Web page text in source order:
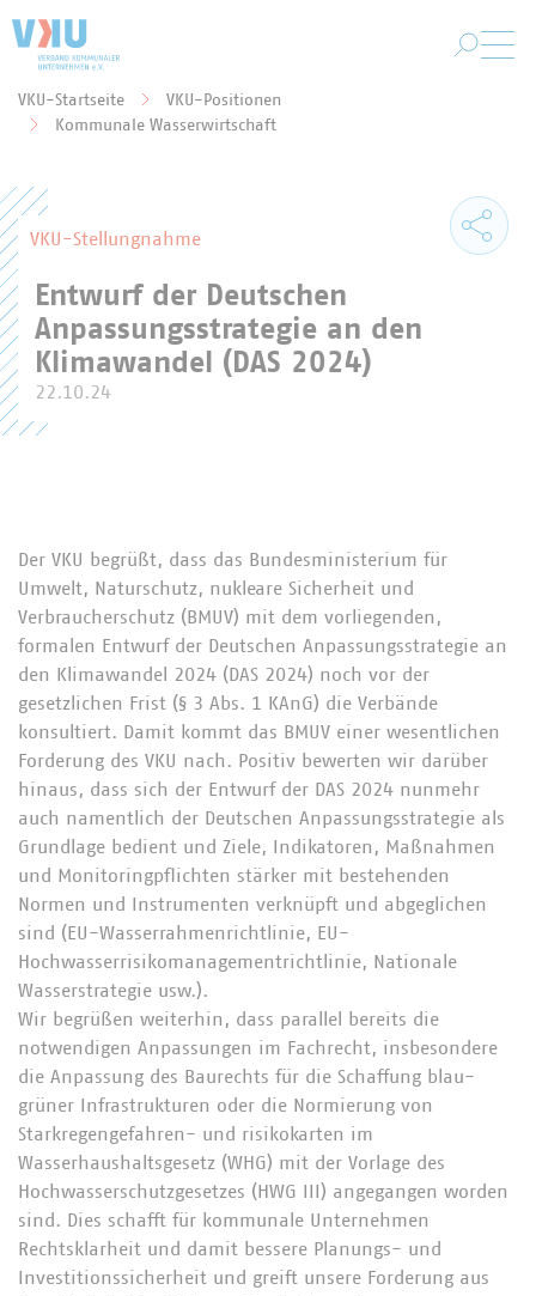
Sie befinden sich hier:
VKU-Startseite
VKU-Positionen
Kommunale Wasserwirtschaft
VKU-Stellungnahme
Entwurf der Deutschen
Anpassungsstrategie an den
Klimawandel (DAS 2024)
22.10.24
Der VKU begrüßt, dass das Bundesministerium für
Umwelt, Naturschutz, nukleare Sicherheit und
Verbraucherschutz (BMUV) mit dem vorliegenden,
formalen Entwurf der Deutschen Anpassungsstrategie an
den Klimawandel 2024 (DAS 2024) noch vor der
gesetzlichen Frist (§ 3 Abs. 1 KAnG) die Verbände
konsultiert. Damit kommt das BMUV einer wesentlichen
Forderung des VKU nach. Positiv bewerten wir darüber
hinaus, dass sich der Entwurf der DAS 2024 nunmehr
auch namentlich der Deutschen Anpassungsstrategie als
Grundlage bedient und Ziele, Indikatoren, Maßnahmen
und Monitoringpflichten stärker mit bestehenden
Normen und Instrumenten verknüpft und abgeglichen
sind (EU-Wasserrahmenrichtlinie, EU-
Hochwasserrisikomanagementrichtlinie, Nationale
Wasserstrategie usw.).
Wir begrüßen weiterhin, dass parallel bereits die
notwendigen Anpassungen im Fachrecht, insbesondere
die Anpassung des Baurechts für die Schaffung blau-
grüner Infrastrukturen oder die Normierung von
Starkregengefahren- und risikokarten im
Wasserhaushaltsgesetz (WHG) mit der Vorlage des
Hochwasserschutzgesetzes (HWG III) angegangen worden
sind. Dies schafft für kommunale Unternehmen
Rechtsklarheit und damit bessere Planungs- und
Investitionssicherheit und greift unsere Forderung aus